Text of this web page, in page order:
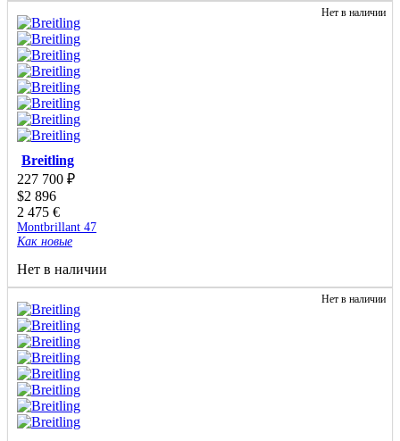
Нет в наличии
Breitling
227 700 ₽
$2 896
2 475 €
Montbrillant 47
Как новые
Нет в наличии
Нет в наличии